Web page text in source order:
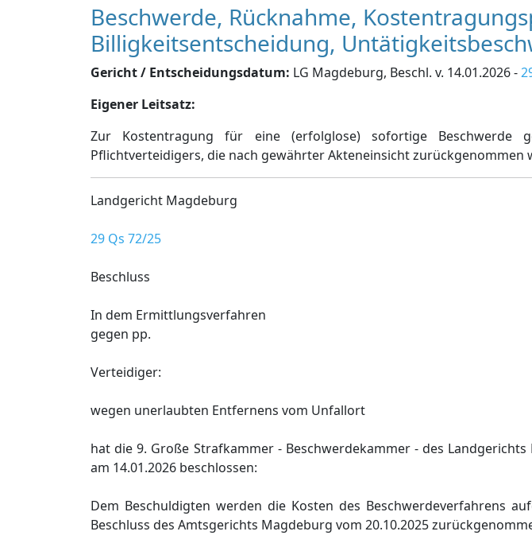
Beschwerde, Rücknahme,
Billigkeitsentscheidung,
Gericht / Entscheidungsdatum: LG Magdeburg, Beschl. v. 14.01.2026 -
Eigener Leitsatz:
Zur Kostentragung für eine (erfolglose) sofortige Beschwerde
Pflichtverteidigers, die nach gewährter Akteneinsicht zurückgenommen
Landgericht Magdeburg
29 Qs 72/25
Beschluss
In dem Ermittlungsverfahren
gegen pp.
Verteidiger:
wegen unerlaubten Entfernens vom Unfallort
hat die 9. Große Strafkammer - Beschwerdekammer - des
am 14.01.2026 beschlossen:
Dem Beschuldigten werden die Kosten des Beschwerdeverfahrens
Beschluss des Amtsgerichts Magdeburg vom 20.10.2025